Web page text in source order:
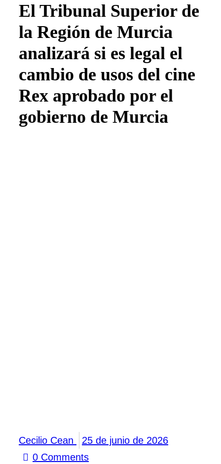
El Tribunal Superior de
la Región de Murcia
analizará si es legal el
cambio de usos del cine
Rex aprobado por el
gobierno de Murcia
Cecilio Cean
25 de junio de 2026
0 Comments